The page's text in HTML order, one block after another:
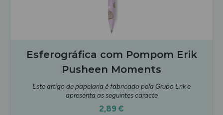
Esferográfica com Pompom Erik
Pusheen Moments
Este artigo de papelaria é fabricado pela Grupo Erik e
apresenta as seguintes caracte
2,89 €